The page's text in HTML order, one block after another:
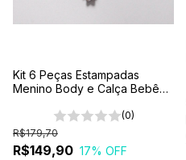
Kit 6 Peças Estampadas
Menino Body e Calça Bebê
(0)
R$149,90
R$179,70
17% OFF